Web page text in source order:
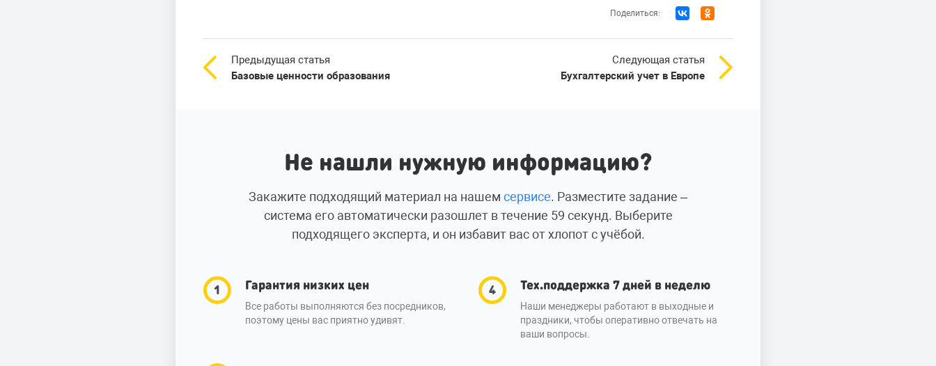
Поделиться:
Предыдущая статья
Базовые ценности образования
Следующая статья
Бухгалтерский учет в Европе
Не нашли нужную информацию?
Закажите подходящий материал на нашем сервисе. Разместите задание –
система его автоматически разошлет в течение 59 секунд. Выберите
подходящего эксперта, и он избавит вас от хлопот с учёбой.
Гарантия низких цен
Все работы выполняются без посредников,
поэтому цены вас приятно удивят.
Тех.поддержка 7 дней в неделю
Наши менеджеры работают в выходные и
праздники, чтобы оперативно отвечать на
ваши вопросы.